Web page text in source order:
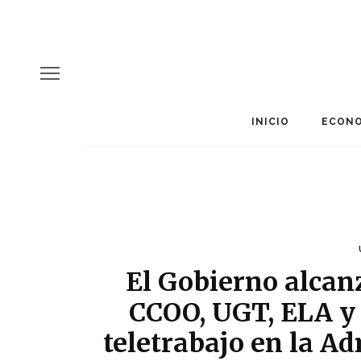
INICIO
El Gobierno
CCOO, UGT, ELA
teletrabajo en la